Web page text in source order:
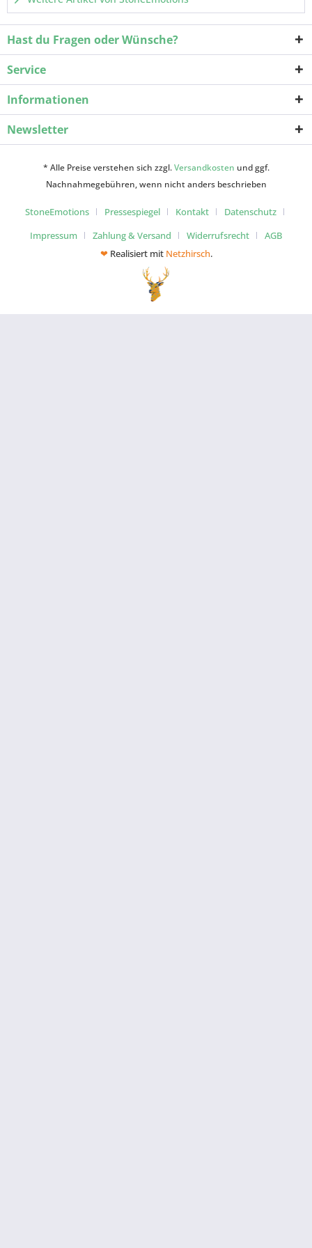
Hast du Fragen oder Wünsche?
Service
Informationen
Newsletter
* Alle Preise verstehen sich zzgl.Versandkosten und ggf.
Nachnahmegebühren, wenn nicht anders beschrieben
StoneEmotions Pressespiegel Kontakt
Datenschutz
Impressum
Zahlung & Versand Widerrufsrecht
AGB
❤ Realisiert mit Netzhirsch.